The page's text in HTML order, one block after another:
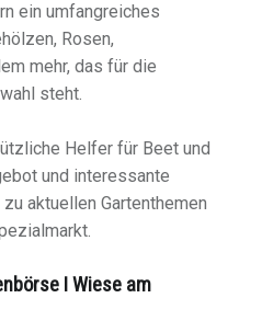
ein umfangreiches
Rosen,
mehr, das für die
steht.
Helfer für Beet und
und interessante
aktuellen Gartenthemen
I Wiese am